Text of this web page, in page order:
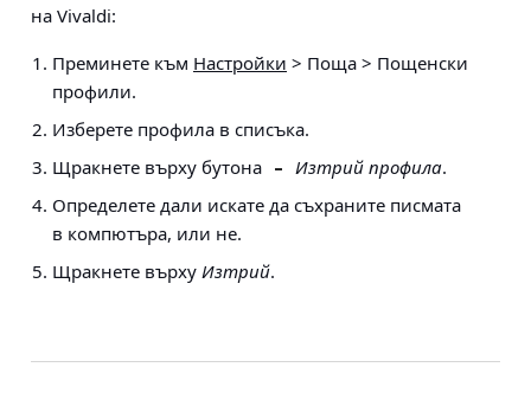
на Vivaldi:
Преминете към Настройки > Поща > Пощенски
профили.
Изберете профила в списъка.
Щракнете върху бутона
Изтрий профила.
Определете дали искате да съхраните писмата
в компютъра, или не.
Щракнете върху Изтрий.